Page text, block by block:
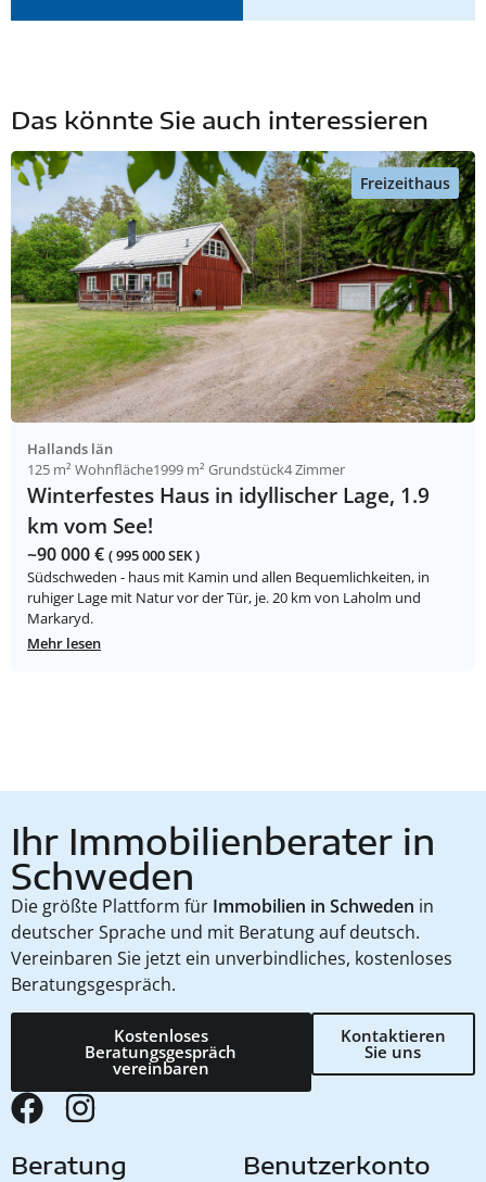
Das könnte Sie auch interessieren
Freizeithaus
Hallands län
125 m² Wohnfläche1999 m² Grundstück4 Zimmer
Winterfestes Haus in idyllischer Lage, 1.9
km vom See!
~90 000 € ( 995 000 SEK )
Südschweden - haus mit Kamin und allen Bequemlichkeiten, in
ruhiger Lage mit Natur vor der Tür, je. 20 km von Laholm und
Markaryd.
Mehr lesen
Ihr Immobilienberater in
Schweden
Die größte Plattform für Immobilien in Schweden in
deutscher Sprache und mit Beratung auf deutsch.
Vereinbaren Sie jetzt ein unverbindliches, kostenloses
Beratungsgespräch.
Kostenloses
Beratungsgespräch
vereinbaren
Kontaktieren
Sie uns
Beratung Benutzerkonto